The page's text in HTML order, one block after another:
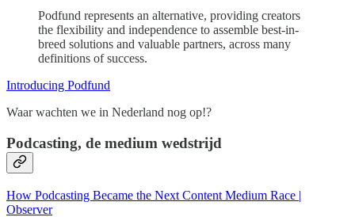
Podfund represents an alternative, providing creators
the flexibility and independence to assemble best-in-
breed solutions and valuable partners, across many
definitions of success.
Introducing Podfund
Waar wachten we in Nederland nog op!?
Podcasting, de medium wedstrijd
How Podcasting Became the Next Content Medium Race |
Observer